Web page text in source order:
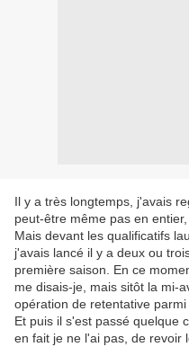
Il y a très longtemps, j'avais
peut-être même pas en
Mais devant les qualificatifs
j'avais lancé il y a deux ou
première saison. En ce
me disais-je, mais sitôt la mi-
opération de retentative parmi
Et puis il s'est passé quelque
en fait je ne l'ai pas, de revoir